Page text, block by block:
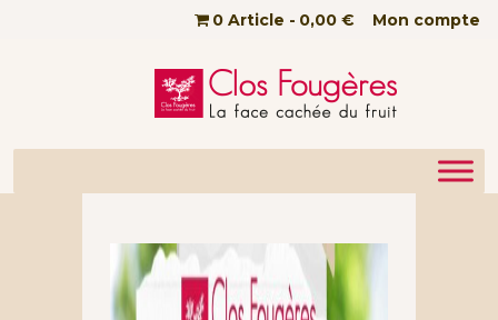
Passer au contenu principal Mon compte
0 Article 0,00 €